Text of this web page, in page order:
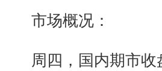
市场概况：
周四，国内期市收